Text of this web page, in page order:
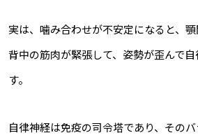
実は、 噛み合わせが不安定になると、顎
背中の筋肉が緊張して、姿勢が歪んで
す。
自律神経は免疫の司令塔であり、その